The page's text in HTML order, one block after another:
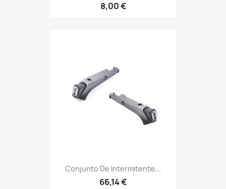
8,00 €
Conjunto De Intermitente...
66,14 €